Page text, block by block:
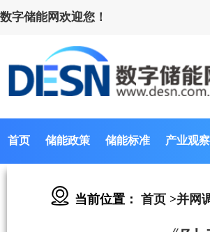
数字储能网欢迎您！
首页 储能政策 储能标准 产业观察
当前位置： 首页 >并网